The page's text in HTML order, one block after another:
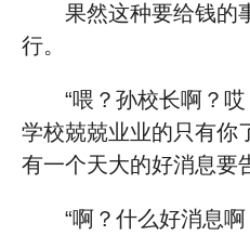
果然这种要给钱的
行。
“喂？孙校长啊？
学校兢兢业业的只有你
有一个天大的好消息要
“啊？什么好消息